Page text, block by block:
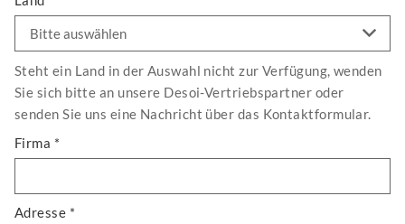
Steht ein Land in der Auswahl nicht zur Verfügung, wenden
Sie sich bitte an unsere Desoi-Vertriebspartner oder
senden Sie uns eine Nachricht über das Kontaktformular.
Firma *
Adresse *